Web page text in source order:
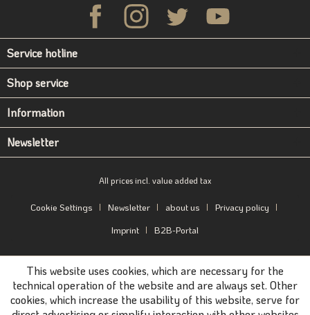
Service hotline
Shop service
Information
Newsletter
All prices incl. value added tax
Cookie Settings Newsletter about us
Privacy policy
Imprint
B2B-Portal
This website uses cookies, which are necessary for the
technical operation of the website and are always set. Other
cookies, which increase the usability of this website, serve for